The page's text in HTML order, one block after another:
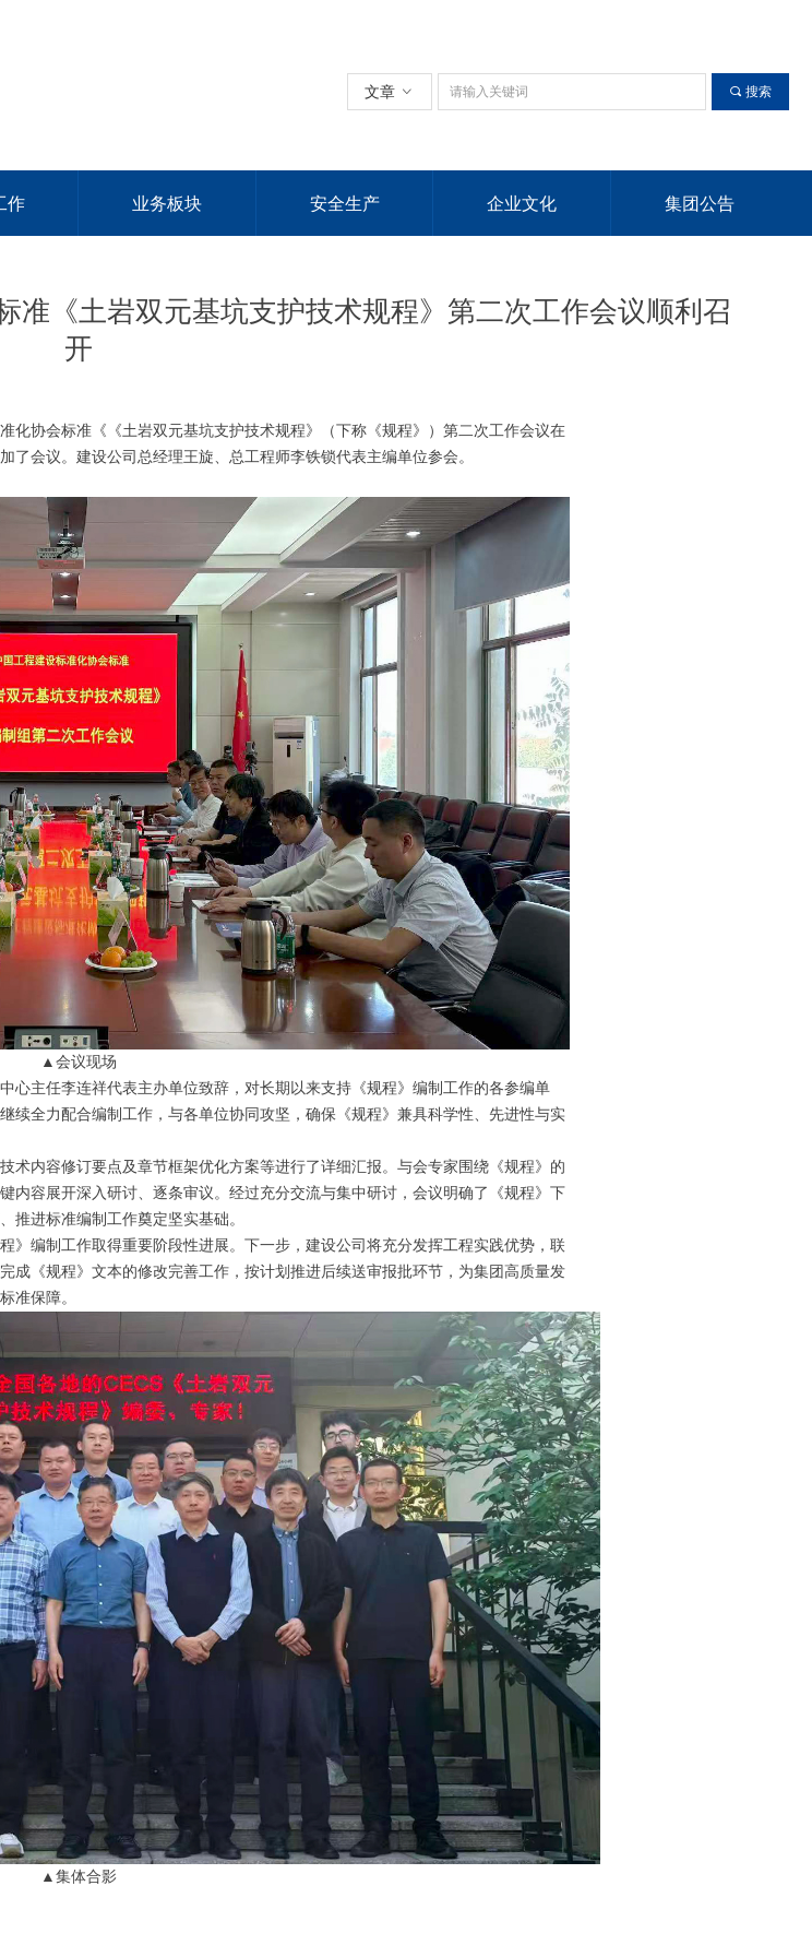
끠 搜索
文章 ꀁ
作 业务板块 安全生产 企业文化 集团公告
准《土岩双元基坑支护技术规程》第二次工作会议顺利召
开
化协会标准《《土岩双元基坑支护技术规程》（下称《规程》）第二次工作会议在
会议。建设公司总经理王旋、总工程师李铁锁代表主编单位参会。
▲会议现场
心主任李连祥代表主办单位致辞，对长期以来支持《规程》编制工作的各参编单
续全力配合编制工作，与各单位协同攻坚，确保《规程》兼具科学性、先进性与实
术内容修订要点及章节框架优化方案等进行了详细汇报。与会专家围绕《规程》的
内容展开深入研讨、逐条审议。经过充分交流与集中研讨，会议明确了《规程》下
推进标准编制工作奠定坚实基础。
》编制工作取得重要阶段性进展。下一步，建设公司将充分发挥工程实践优势，联
成《规程》文本的修改完善工作，按计划推进后续送审报批环节，为集团高质量发
准保障。
▲集体合影